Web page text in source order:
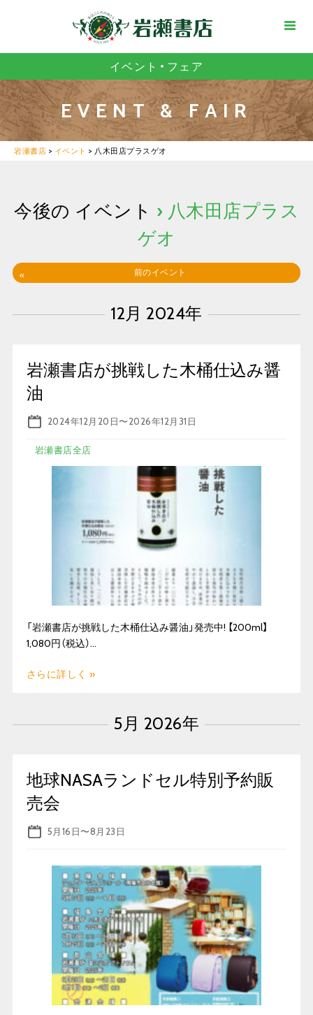
イベント・フェア
EVENT & FAIR
岩瀬書店 > イベント > 八木田店プラスゲオ
今後の イベント › 八木田店プラス
ゲオ
« 前のイベント
12月 2024年
岩瀬書店が挑戦した木桶仕込み醤
油
2024年12月20日〜2026年12月31日
岩瀬書店全店
「岩瀬書店が挑戦した木桶仕込み醤油」発売中! 【200ml】
1,080円（税込）…
さらに詳しく »
5月 2026年
地球NASAランドセル特別予約販
売会
5月16日〜8月23日